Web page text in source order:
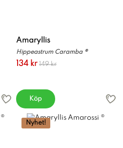
Amaryllis
Hippeastrum Caramba ®
134 kr 149 kr
Köp
Nyhet!